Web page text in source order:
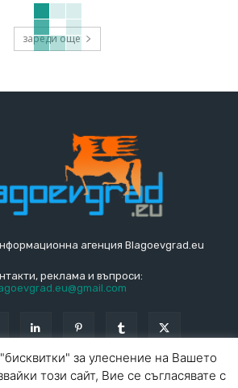
зареди още
агенция Blagoevgrad.eu
реклама и въпроси:
за улеснение на Вашето
този сайт, Вие се съгласявате с